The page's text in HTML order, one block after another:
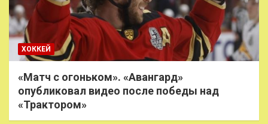
ХОККЕЙ
«Матч с огоньком». «Авангард»
опубликовал видео после победы над
«Трактором»